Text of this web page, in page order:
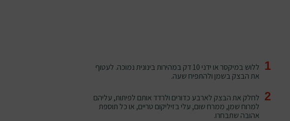
1
ללוש במיקסר או ידני 10 דק במהירות בינונית נמוכה. לעטוף
את הבצק בשמן ולהתפיח שעה.
2 לחלק את הבצק לארבע כדורים ולרדד אותם לפיתות, עליהם
למרוח שמן, ממרח שום, עלי בזיליקום טריים, או כל תוספת
אהובה שתבחרו.